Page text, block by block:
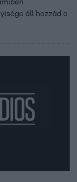
áll hozzád a